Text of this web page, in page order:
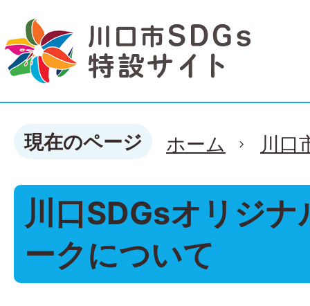
現在のページ ホーム 川口
川口SDGsオリジ
ークについて